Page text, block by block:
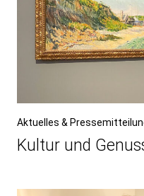
Aktuelles &
Kultur und